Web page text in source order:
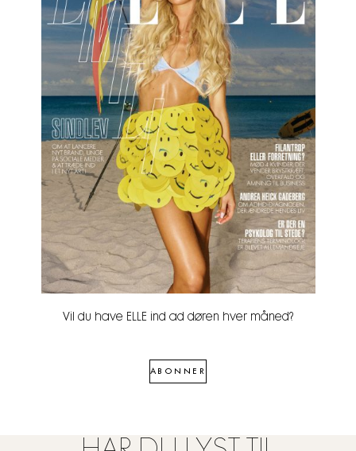
Vil du have ELLE ind ad døren hver måned?
ABONNER